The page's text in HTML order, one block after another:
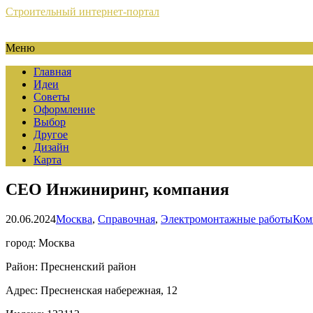
Строительный интернет-портал
Меню
Главная
Идеи
Советы
Оформление
Выбор
Другое
Дизайн
Карта
СЕО Инжиниринг, компания
20.06.2024Москва, Справочная, Электромонтажные работы
город: Москва
Район: Пресненский район
Адрес: Пресненская набережная, 12